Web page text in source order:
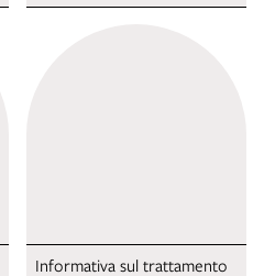
Informativa sul trattamento